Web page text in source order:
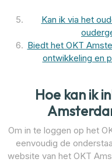
Kan ik via het
Biedt het OKT
ontwikkeling en
Hoe kan ik
Om in te loggen op het
eenvoudig de
website van het OKT